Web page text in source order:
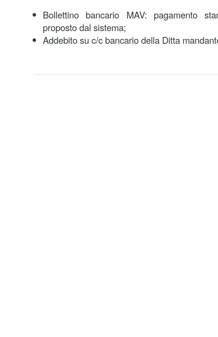
Bollettino bancario MAV: pagamento
proposto dal sistema;
Addebito su c/c bancario della Ditta